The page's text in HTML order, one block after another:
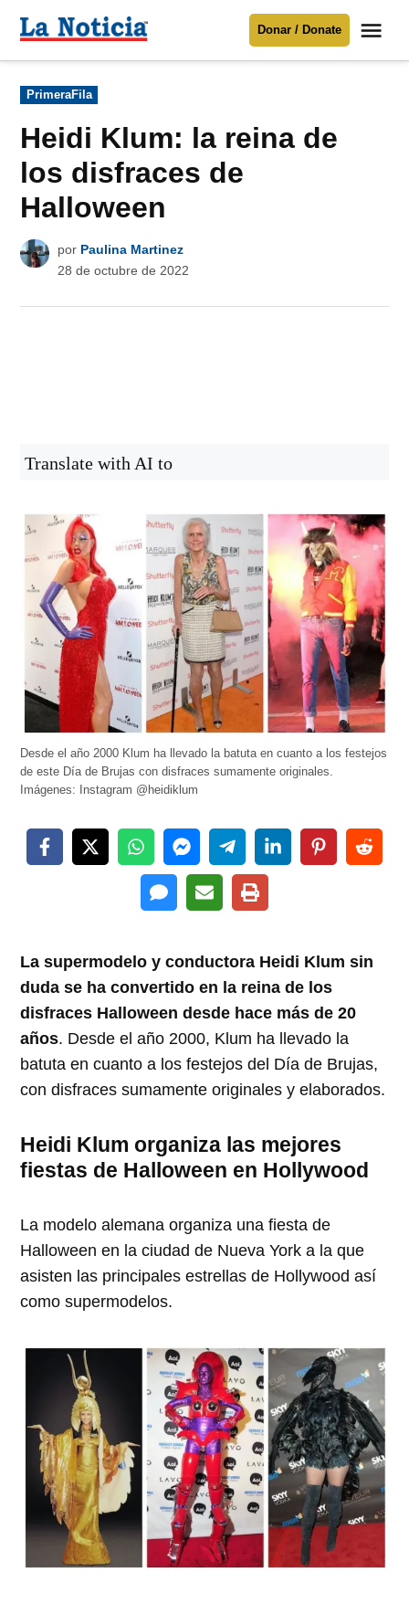
Para mantenerte informado necesitamos
Donar
contenido
Noticia
Donar / Donate
Publicado
en
PrimeraFila
Heidi Klum: la reina de
los disfraces de
Halloween
por Paulina Martinez
28 de octubre de 2022
Translate with AI to
Desde el año 2000 Klum ha llevado la batuta en cuanto a los festejos
de este Día de Brujas con disfraces sumamente originales.
Imágenes: Instagram @heidiklum
La supermodelo y conductora Heidi Klum sin
duda se ha convertido en la reina de los
disfraces Halloween desde hace más de 20
años. Desde el año 2000, Klum ha llevado la
batuta en cuanto a los festejos del Día de Brujas,
con disfraces sumamente originales y elaborados.
Heidi Klum organiza las mejores
fiestas de Halloween en Hollywood
La modelo alemana organiza una fiesta de
Halloween en la ciudad de Nueva York a la que
asisten las principales estrellas de Hollywood así
como supermodelos.